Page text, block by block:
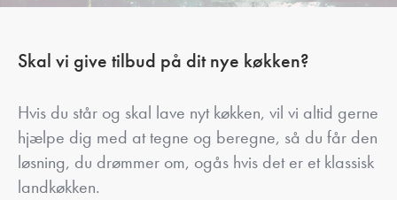
Skal vi give tilbud på dit nye køkken?
Hvis du står og skal lave nyt køkken, vil vi altid gerne
hjælpe dig med at tegne og beregne, så du får den
løsning, du drømmer om, ogås hvis det er et klassisk
landkøkken.